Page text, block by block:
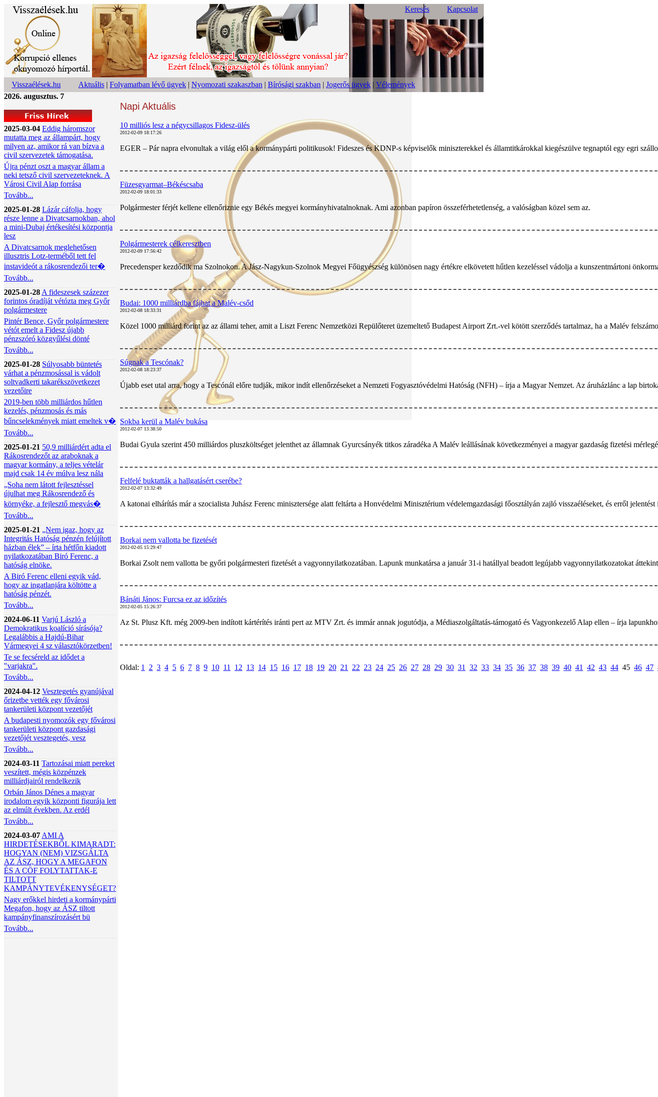
Keresés Kapcsolat
Visszaélések.hu Aktuális | Folyamatban lévő ügyek | Nyomozati szakaszban | Bírósági szakban | Jogerős ügyek | Vélemények
2026. augusztus. 7
2025-03-04 Eddig háromszor
mutatta meg az állampárt, hogy
milyen az, amikor rá van bízva a
civil szervezetek támogatása.
Újra pénzt oszt a magyar állam a
neki tetsző civil szervezeteknek. A
Városi Civil Alap forrása
Tovább...
2025-01-28 Lázár cáfolja, hogy
része lenne a Divatcsarnokban, ahol
a mini-Dubaj értékesítési központja
lesz
A Divatcsarnok meglehetősen
illusztris Lotz-terméből tett fel
instavideót a rákosrendezői ter�
Tovább...
2025-01-28 A fideszesek százezer
forintos óradíját vétózta meg Győr
polgármestere
Pintér Bence, Győr polgármestere
vétót emelt a Fidesz újabb
pénzszóró közgyűlési dönté
Tovább...
2025-01-28 Súlyosabb büntetés
várhat a pénzmosással is vádolt
soltvadkerti takarékszövetkezet
vezetőire
2019-ben több milliárdos hűtlen
kezelés, pénzmosás és más
bűncselekmények miatt emeltek v�
Tovább...
2025-01-21 50,9 milliárdért adta el
Rákosrendezőt az araboknak a
magyar kormány, a teljes vételár
majd csak 14 év múlva lesz nála
„Soha nem látott fejlesztéssel
újulhat meg Rákosrendező és
környéke, a fejlesztő megvás�
Tovább...
2025-01-21 „Nem igaz, hogy az
Integritás Hatóság pénzén felújított
házban élek” – írta hétfőn kiadott
nyilatkozatában Biró Ferenc, a
hatóság elnöke.
A Biró Ferenc elleni egyik vád,
hogy az ingatlanjára költötte a
hatóság pénzét.
Tovább...
2024-06-11 Varjú László a
Demokratikus koalíció sírásója?
Legalábbis a Hajdú-Bihar
Vármegyei 4 sz választókörzetben!
Te se fecséreld az idődet a
"varjakra".
Tovább...
2024-04-12 Vesztegetés gyanújával
őrizetbe vették egy fővárosi
tankerületi központ vezetőjét
A budapesti nyomozók egy fővárosi
tankerületi központ gazdasági
vezetőjét vesztegetés, vesz
Tovább...
2024-03-11 Tartozásai miatt pereket
veszített, mégis közpénzek
milliárdjairól rendelkezik
Orbán János Dénes a magyar
irodalom egyik központi figurája lett
az elmúlt években. Az erdél
Tovább...
2024-03-07 AMI A
HIRDETÉSEKBŐL KIMARADT:
HOGYAN (NEM) VIZSGÁLTA
AZ ÁSZ, HOGY A MEGAFON
ÉS A CÖF FOLYTATTAK-E
TILTOTT
KAMPÁNYTEVÉKENYSÉGET?
Nagy erőkkel hirdeti a kormánypárti
Megafon, hogy az ÁSZ tiltott
kampányfinanszírozásért bü
Tovább...
Napi Aktuális
10 milliós lesz a négycsillagos Fidesz-ülés
2012-02-09 18:17:26
EGER – Pár napra elvonultak a világ elől a kormánypárti politikusok! Fideszes és KDNP-s képviselők miniszterekkel és államtitkárokkal kiegészülve tegnaptól egy egri
Füzesgyarmat–Békéscsaba
2012-02-09 18:01:33
Polgármester férjét kellene ellenőriznie egy Békés megyei kormányhivatalnoknak. Ami azonban papíron összeférhetetlenség, a valóságban közel sem az.
Polgármesterek célkeresztben
2012-02-09 17:56:42
Precedensper kezdődik ma Szolnokon. A Jász-Nagykun-Szolnok Megyei Főügyészség különösen nagy értékre elkövetett hűtlen kezeléssel vádolja a kunszentmártoni
Budai: 1000 milliárdba fájhat a Malév-csőd
2012-02-08 18:33:31
Közel 1000 milliárd forint az az állami teher, amit a Liszt Ferenc Nemzetközi Repülőteret üzemeltető Budapest Airport Zrt.-vel kötött szerződés tartalmaz, ha a Malév
Súgnak a Tescónak?
2012-02-08 18:23:37
Újabb eset utal arra, hogy a Tescónál előre tudják, mikor indít ellenőrzéseket a Nemzeti Fogyasztóvédelmi Hatóság (NFH) – írja a Magyar Nemzet. Az áruházlánc a lap
Sokba kerül a Malév bukása
2012-02-07 13:38:50
Budai Gyula szerint 450 milliárdos pluszköltséget jelenthet az államnak Gyurcsányék titkos záradéka A Malév leállásának következményei a magyar gazdaság fizetési
Felfelé buktatták a hallgatásért cserébe?
2012-02-07 13:32:49
A katonai elhárítás már a szocialista Juhász Ferenc minisztersége alatt feltárta a Honvédelmi Minisztérium védelemgazdasági főosztályán zajló visszaéléseket, és erről
Borkai nem vallotta be fizetését
2012-02-05 15:29:47
Borkai Zsolt nem vallotta be győri polgármesteri fizetését a vagyonnyilatkozatában. Lapunk munkatársa a január 31-i hatállyal beadott legújabb vagyonnyilatkozatokat
Bánáti János: Furcsa ez az időzítés
2012-02-05 15:26:37
Az St. Plusz Kft. még 2009-ben indított kártérítés iránti pert az MTV Zrt. és immár annak jogutódja, a Médiaszolgáltatás-támogató és Vagyonkezelő Alap ellen – írja
Oldal: 1 2 3 4 5 6 7 8 9 10 11 12 13 14 15 16 17 18 19 20 21 22 23 24 25 26 27 28 29 30 31 32 33 34 35 36 37 38 39 40 41 42 43 44 45 46 47